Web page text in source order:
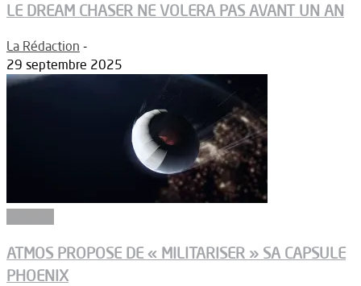
LE DREAM CHASER NE VOLERA PAS AVANT UN AN
La Rédaction -
29 septembre 2025
ATMOS PROPOSE DE « MILITARISER » SA CAPSULE
PHOENIX